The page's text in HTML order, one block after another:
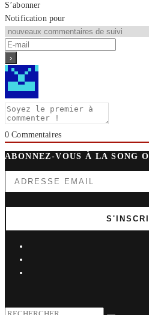
S’abonner
Notification pour
0 Commentaires
ABONNEZ-VOUS À LA SONG